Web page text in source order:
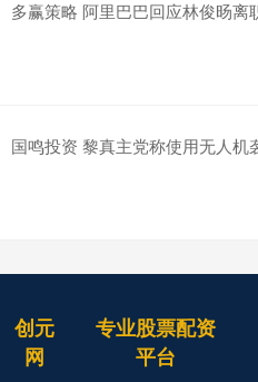
多赢策略 阿里巴巴回应林俊旸离
国鸣投资 黎真主党称使用无人机
创元
网
专业股票配资
平台